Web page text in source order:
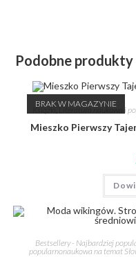
Podobne produkty
BRAK W MAGAZYNIE
Książki, Literatura naukowa i
Mieszko Pierwszy
Bestsellery - Najbardziej
popularnonaukowa na temat